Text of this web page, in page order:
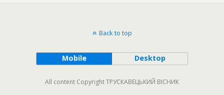
Back to top
Mobile Desktop
All content Copyright ТРУСКАВЕЦЬКИЙ ВІСНИК